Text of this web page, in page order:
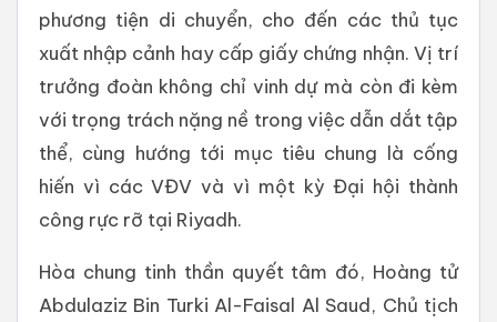
phương tiện di chuyển, cho đến các thủ tục
xuất nhập cảnh hay cấp giấy chứng nhận. Vị trí
trưởng đoàn không chỉ vinh dự mà còn đi kèm
với trọng trách nặng nề trong việc dẫn dắt tập
thể, cùng hướng tới mục tiêu chung là cống
hiến vì các VĐV và vì một kỳ Đại hội thành
công rực rỡ tại Riyadh.
Hòa chung tinh thần quyết tâm đó, Hoàng tử
Abdulaziz Bin Turki Al-Faisal Al Saud, Chủ tịch